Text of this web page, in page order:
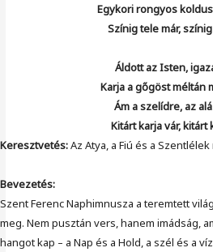
Egykori rongyos
Színig tele már,
Áldott az Isten,
Karja a gőgöst méltán
Ám a szelídre, az
Kitárt karja vár, kitárt
Keresztvetés:Az Atya, a Fiú és a
Bevezetés:
Szent Ferenc Naphimnusza a teremtett
meg. Nem pusztán vers, hanem imádság,
hangot kap – a Nap és a Hold, a szél és a